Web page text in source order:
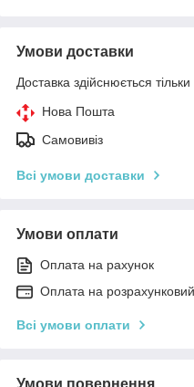
Умови доставки
Доставка здійснюється
Нова Пошта
Самовивіз
Всі умови доставки
Умови оплати
Оплата на рахунок
Оплата на
Всі умови оплати
Умови повернення